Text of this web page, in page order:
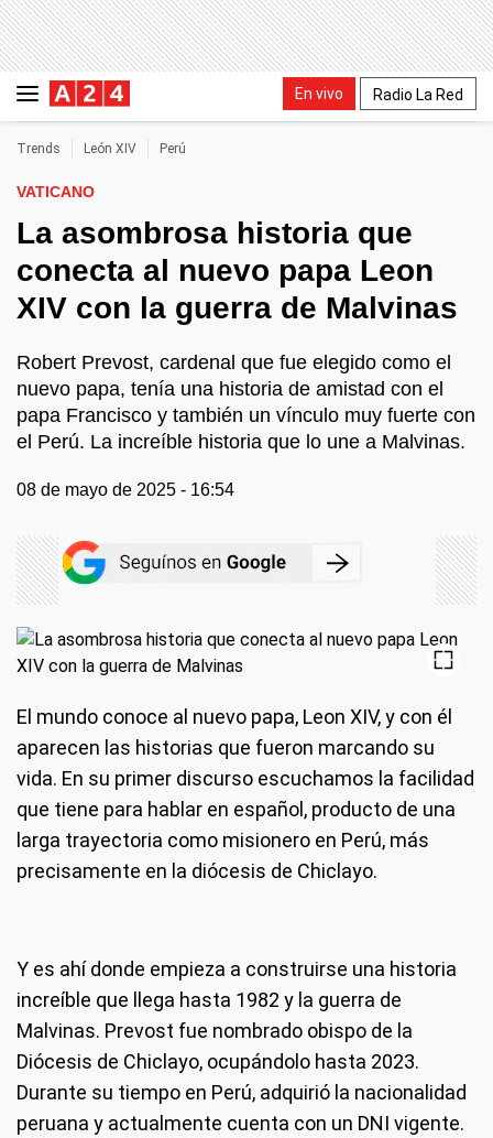
En vivo Radio La Red
Trends León XIV Perú
VATICANO
La asombrosa historia que
conecta al nuevo papa Leon
XIV con la guerra de Malvinas
Robert Prevost, cardenal que fue elegido como el
nuevo papa, tenía una historia de amistad con el
papa Francisco y también un vínculo muy fuerte con
el Perú. La increíble historia que lo une a Malvinas.
08 de mayo de 2025 - 16:54
El mundo conoce al nuevo papa, Leon XIV, y con él
aparecen las historias que fueron marcando su
vida. En su primer discurso escuchamos la facilidad
que tiene para hablar en español, producto de una
larga trayectoria como misionero en Perú, más
precisamente en la diócesis de Chiclayo.
Y es ahí donde empieza a construirse una historia
increíble que llega hasta 1982 y la guerra de
Malvinas. Prevost fue nombrado obispo de la
Diócesis de Chiclayo, ocupándolo hasta 2023.
Durante su tiempo en Perú, adquirió la nacionalidad
peruana y actualmente cuenta con un DNI vigente.